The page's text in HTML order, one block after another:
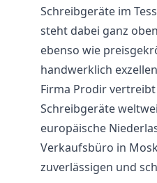
Schreibgeräte im
steht dabei ganz
ebenso wie
handwerklich
Firma Prodir
Schreibgeräte
europäische
Verkaufsbüro in
zuverlässigen und